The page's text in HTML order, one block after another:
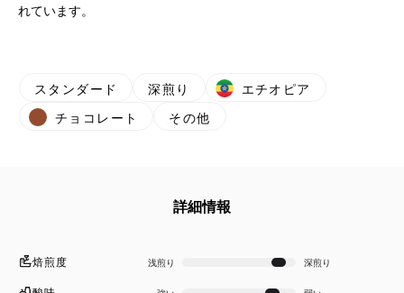
れています。
スタンダード 深煎り
エチオピア
チョコレート
その他
詳細情報
焙煎度 浅煎り 深煎り